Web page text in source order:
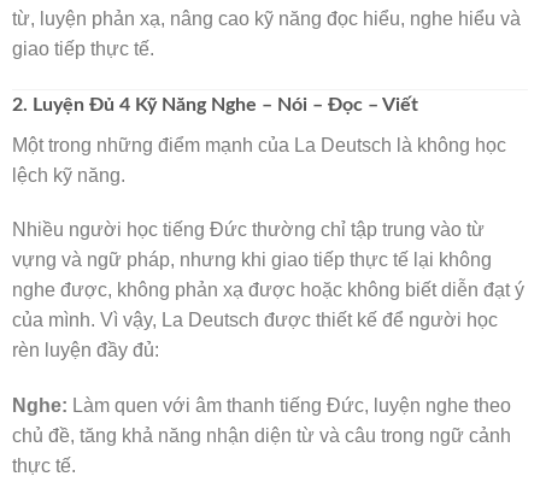
🌸
từ, luyện phản xạ, nâng cao kỹ năng đọc hiểu, nghe hiểu và
giao tiếp thực tế.
2. Luyện Đủ 4 Kỹ Năng Nghe – Nói – Đọc – Viết
Một trong những điểm mạnh của La Deutsch là không học
lệch kỹ năng.
Nhiều người học tiếng Đức thường chỉ tập trung vào từ
vựng và ngữ pháp, nhưng khi giao tiếp thực tế lại không
nghe được, không phản xạ được hoặc không biết diễn đạt ý
của mình. Vì vậy, La Deutsch được thiết kế để người học
rèn luyện đầy đủ:
Nghe: Làm quen với âm thanh tiếng Đức, luyện nghe theo
chủ đề, tăng khả năng nhận diện từ và câu trong ngữ cảnh
thực tế.